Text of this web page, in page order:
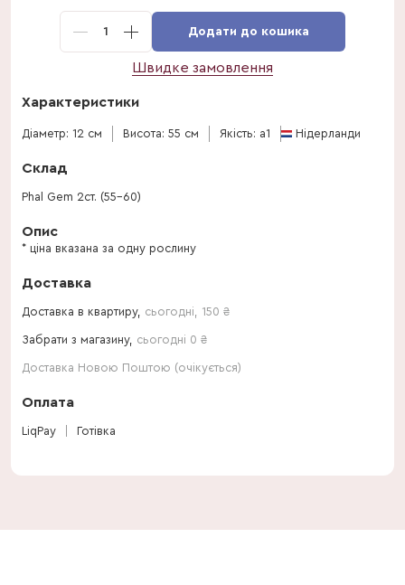
1 Додати до кошика
Швидке замовлення
Характеристики
Діаметр: 12 см Висота: 55 см Якість: a1 Нідерланди
Склад
Phal Gem 2ст. (55-60)
Опис
* ціна вказана за одну рослину
Доставка
Доставка в квартиру, сьогодні 150 ₴
Забрати з магазину, сьогодні 0 ₴
Доставка Новою Поштою (очікується)
Оплата
LiqPay Готівка